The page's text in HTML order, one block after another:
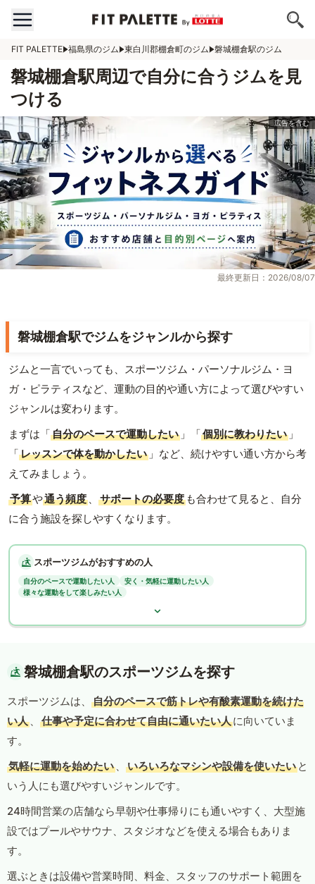
FIT PALETTE 福島県のジム 東白川郡棚倉町のジム 磐城棚倉駅のジム
磐城棚倉駅周辺で自分に合うジムを見
つける
最終更新日：2026/08/07
磐城棚倉駅でジムをジャンルから探す
ジムと一言でいっても、スポーツジム・パーソナルジム・ヨ
ガ・ピラティスなど、運動の目的や通い方によって選びやすい
ジャンルは変わります。
まずは「自分のペースで運動したい 」「個別に教わりたい 」
「レッスンで体を動かしたい 」など、続けやすい通い方から考
えてみましょう。
予算や通う頻度 、 サポートの必要度 も合わせて見ると、自分
に合う施設を探しやすくなります。
スポーツジムがおすすめの人
自分のペースで運動したい人
安く・気軽に運動したい人
様々な運動をして楽しみたい人
磐城棚倉駅のスポーツジムを探す
スポーツジムは、
自分のペースで筋トレや有酸素運動を続けた
い人 、 仕事や予定に合わせて自由に通いたい人に向いていま
す。
気軽に運動を始めたい 、 いろいろなマシンや設備を使いたい と
いう人にも選びやすいジャンルです。
24時間営業の店舗なら早朝や仕事帰りにも通いやすく、大型施
設ではプールやサウナ、スタジオなどを使える場合もありま
す。
選ぶときは設備や営業時間、料金、スタッフのサポート範囲を